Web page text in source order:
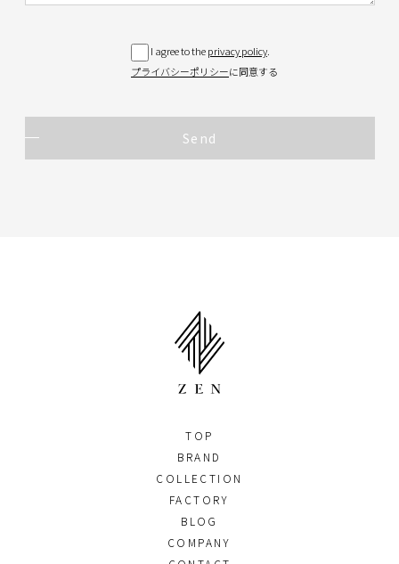
I agree to theprivacy policy
プライバシーポリシーに同意する
TOP
BRAND
COLLECTION
FACTORY
BLOG
COMPANY